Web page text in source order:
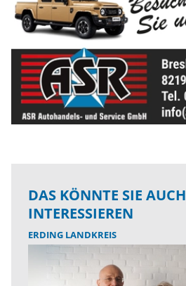
DAS KÖNNTE SIE AUCH
INTERESSIEREN
ERDING LANDKREIS